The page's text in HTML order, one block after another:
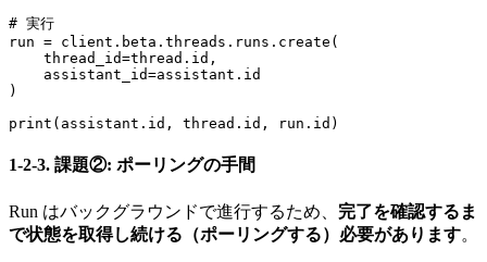
# 実行
run = client.beta.threads.runs.create(
    thread_id=thread.id,
    assistant_id=assistant.id
)
print(assistant.id, thread.id, run.id)
1-2-3. 課題②: ポーリングの手間
Run はバックグラウンドで進行するため、 完了を確認するま
で状態を取得し続ける（ポーリングする）必要があります。